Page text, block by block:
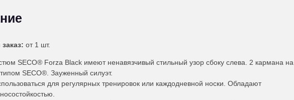
от 1 шт.
SECO® Forza Black имеют ненавязчивый стильный узор сбоку слева. 2 кармана на
SECO®. Зауженный силуэт.
для регулярных тренировок или каждодневной носки. Обладают